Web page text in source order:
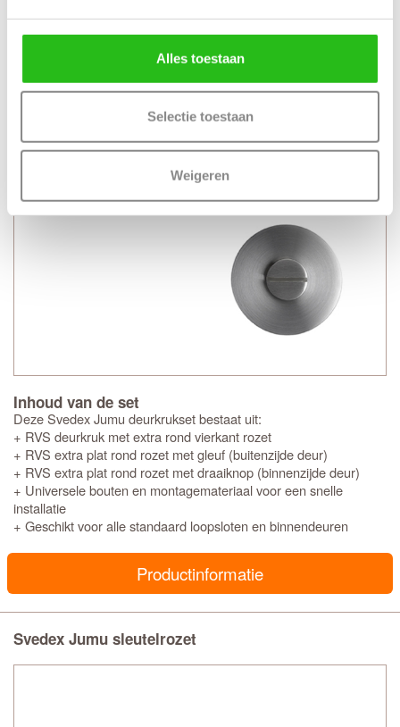
Alles toestaan
Selectie toestaan
Weigeren
Inhoud van de set
Deze Svedex Jumu deurkrukset bestaat uit:
+ RVS deurkruk met extra rond vierkant rozet
+ RVS extra plat rond rozet met gleuf (buitenzijde deur)
+ RVS extra plat rond rozet met draaiknop (binnenzijde deur)
+ Universele bouten en montagemateriaal voor een snelle
installatie
+ Geschikt voor alle standaard loopsloten en binnendeuren
Productinformatie
Svedex Jumu sleutelrozet